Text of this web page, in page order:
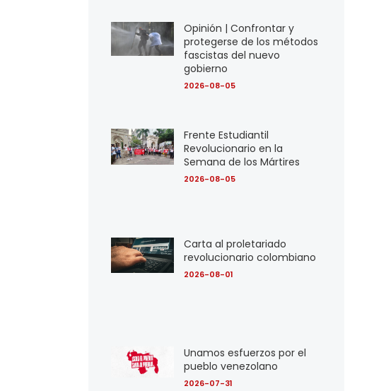
Opinión | Confrontar y
protegerse de los métodos
fascistas del nuevo
gobierno
2026-08-05
Frente Estudiantil
Revolucionario en la
Semana de los Mártires
2026-08-05
Carta al proletariado
revolucionario colombiano
2026-08-01
Unamos esfuerzos por el
pueblo venezolano
2026-07-31